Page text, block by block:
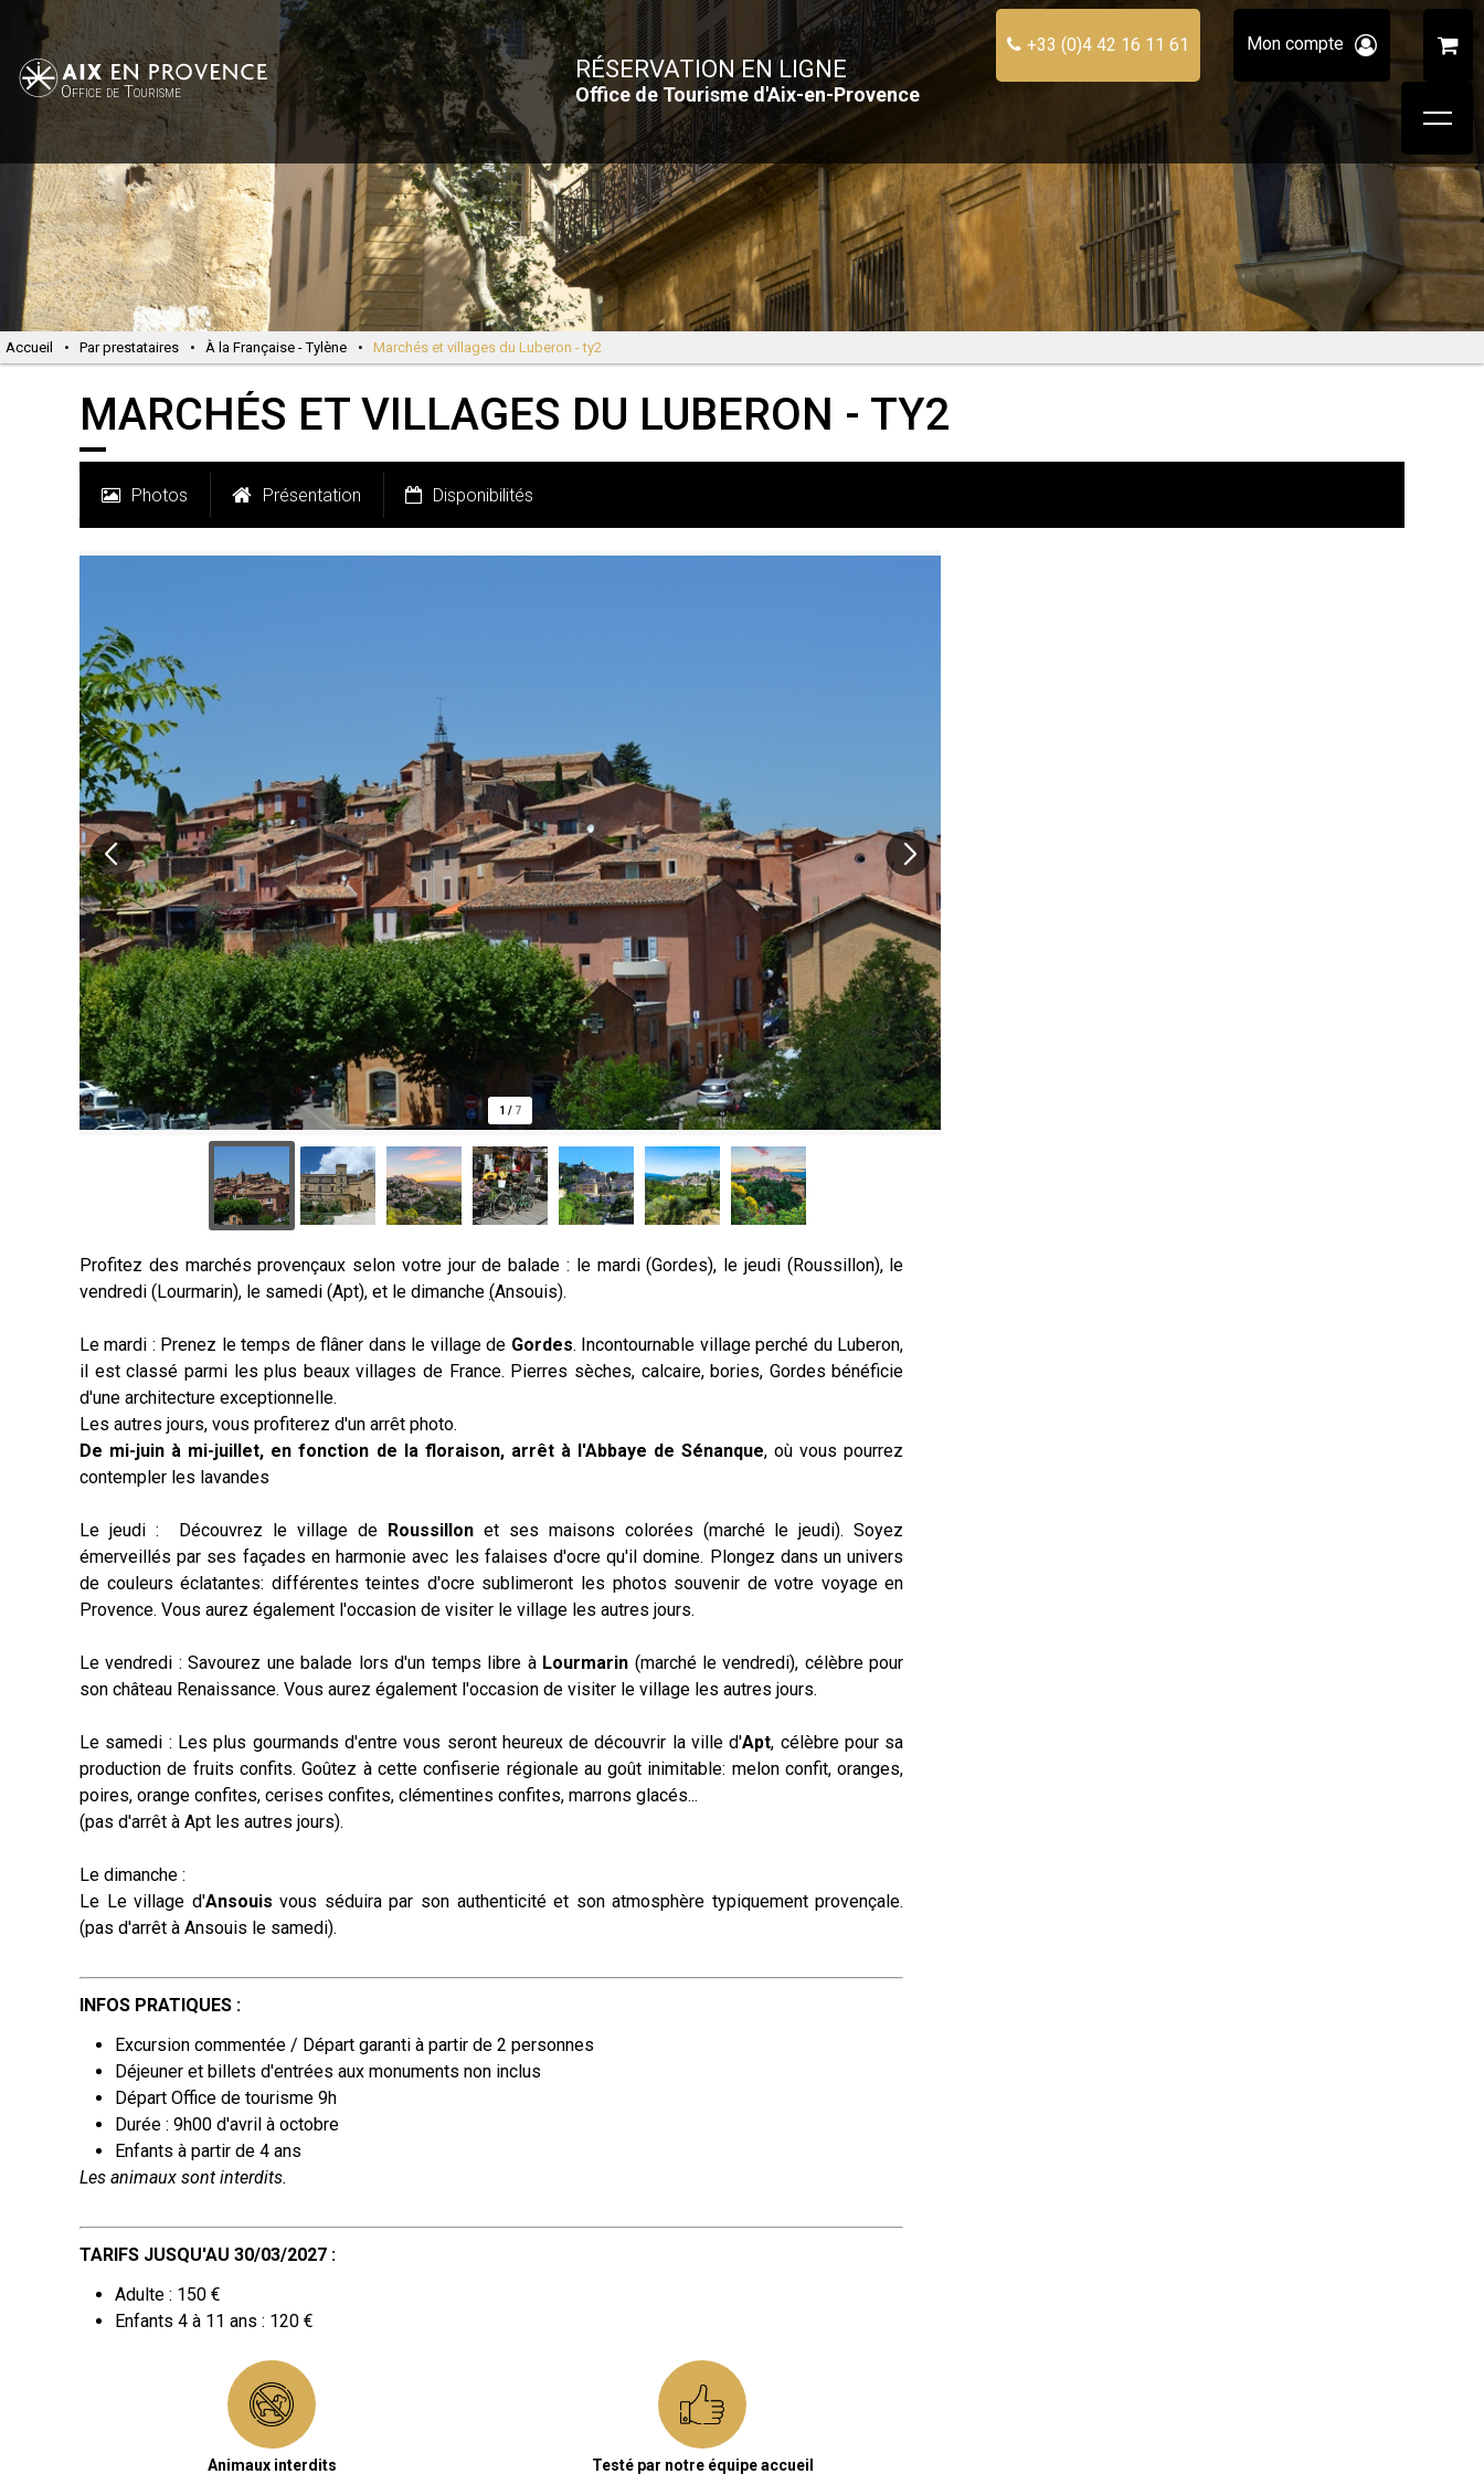
Office de Tourisme
RÉSERVATION EN LIGNE
Office de Tourisme d'Aix-en-Provence
+33 (0)4 42 16 11 61 Mon compte
Accueil • Par prestataires • À la Française - Tylène • Marchés et villages du Luberon - ty2
MARCHÉS ET VILLAGES DU LUBERON - TY2
Photos Présentation Disponibilités
1 / 7
Profitez des marchés provençaux selon votre jour de balade : le mardi (Gordes), le jeudi (Roussillon), le
vendredi (Lourmarin), le samedi (Apt), et le dimanche (Ansouis).
Le mardi : Prenez le temps de flâner dans le village de Gordes. Incontournable village perché du Luberon,
il est classé parmi les plus beaux villages de France. Pierres sèches, calcaire, bories, Gordes bénéficie
d'une architecture exceptionnelle.
Les autres jours, vous profiterez d'un arrêt photo.
De mi-juin à mi-juillet, en fonction de la floraison, arrêt à l'Abbaye de Sénanque, où vous pourrez
contempler les lavandes
Le jeudi : Découvrez le village de Roussillon et ses maisons colorées (marché le jeudi). Soyez
émerveillés par ses façades en harmonie avec les falaises d'ocre qu'il domine. Plongez dans un univers
de couleurs éclatantes: différentes teintes d'ocre sublimeront les photos souvenir de votre voyage en
Provence. Vous aurez également l'occasion de visiter le village les autres jours.
Le vendredi : Savourez une balade lors d'un temps libre à Lourmarin (marché le vendredi), célèbre pour
son château Renaissance. Vous aurez également l'occasion de visiter le village les autres jours.
Le samedi : Les plus gourmands d'entre vous seront heureux de découvrir la ville d'Apt, célèbre pour sa
production de fruits confits. Goûtez à cette confiserie régionale au goût inimitable: melon confit, oranges,
poires, orange confites, cerises confites, clémentines confites, marrons glacés...
(pas d'arrêt à Apt les autres jours).
Le dimanche :
Le Le village d'Ansouis vous séduira par son authenticité et son atmosphère typiquement provençale.
(pas d'arrêt à Ansouis le samedi).
INFOS PRATIQUES :
Excursion commentée / Départ garanti à partir de 2 personnes
Déjeuner et billets d'entrées aux monuments non inclus
Départ Office de tourisme 9h
Durée : 9h00 d'avril à octobre
​Enfants à partir de 4 ans
Les animaux sont interdits.
TARIFS JUSQU'AU 30/03/2027 :
Adulte : 150 €
Enfants 4 à 11 ans : 120 €
Animaux interdits Testé par notre équipe accueil